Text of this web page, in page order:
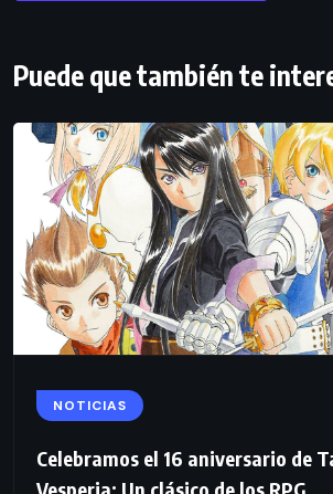
Puede que también te
NOTICIAS
Celebramos el 16 aniversario de
Vesperia: Un clásico de los RPG